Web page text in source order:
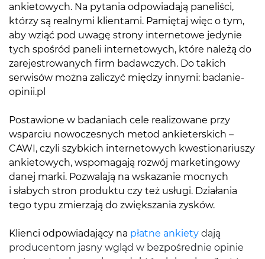
ankietowych. Na pytania odpowiadają paneliści,
którzy są realnymi klientami. Pamiętaj więc o tym,
aby wziąć pod uwagę strony internetowe jedynie
tych spośród paneli internetowych, które należą do
zarejestrowanych firm badawczych. Do takich
serwisów można zaliczyć między innymi: badanie-
opinii.pl
Postawione w badaniach cele realizowane przy
wsparciu nowoczesnych metod ankieterskich –
CAWI, czyli szybkich internetowych kwestionariuszy
ankietowych, wspomagają rozwój marketingowy
danej marki. Pozwalają na wskazanie mocnych
i słabych stron produktu czy też usługi. Działania
tego typu zmierzają do zwiększania zysków.
Klienci odpowiadający na płatne ankiety dają
producentom jasny wgląd w bezpośrednie opinie